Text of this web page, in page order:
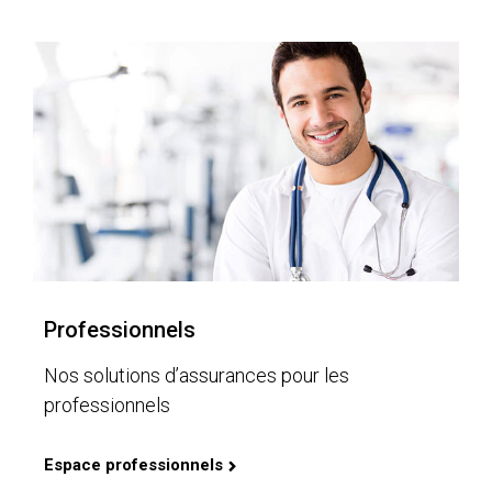
Professionnels
Nos solutions d’assurances pour les
professionnels
Espace professionnels